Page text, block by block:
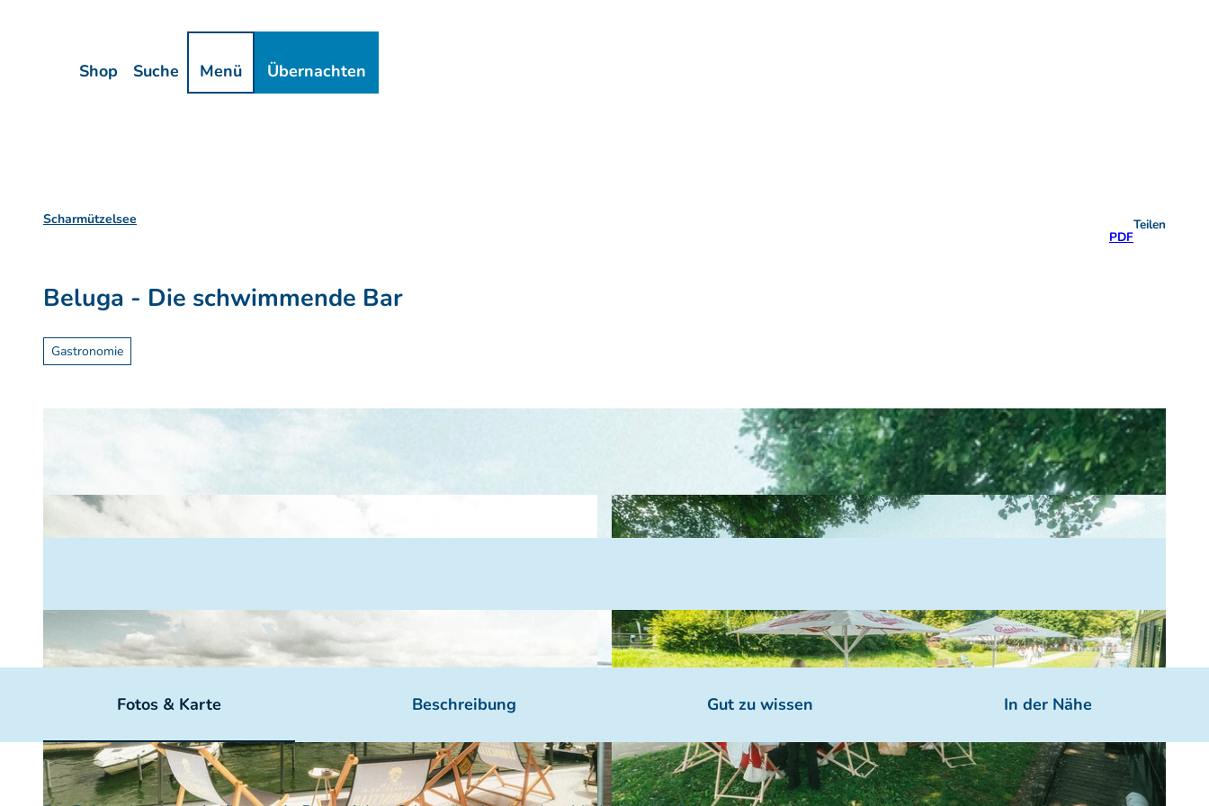
Shop Suche Menü Übernachten
Scharmützelsee
PDF
Teilen
Beluga - Die schwimmende Bar
Gastronomie
Fotos & Karte Beschreibung Gut zu wissen In der Nähe